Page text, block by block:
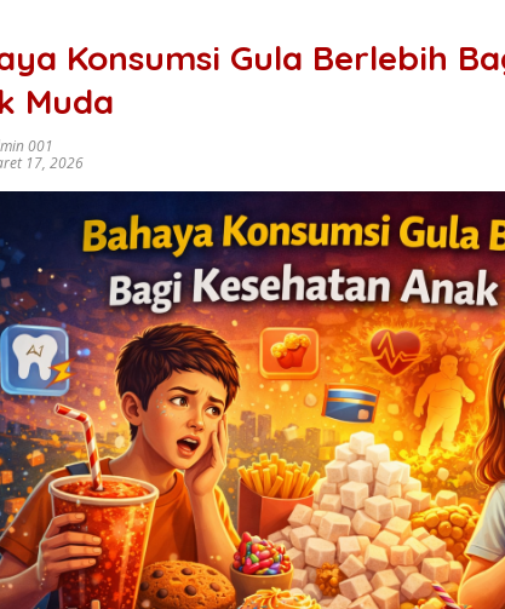
Konsumsi Gula Berlebih
Muda
001
17, 2026